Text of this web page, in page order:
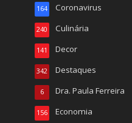
Coronavirus
164
Culinária
240
Decor
141
Destaques
342
Dra. Paula Ferreira
6
Economia
156